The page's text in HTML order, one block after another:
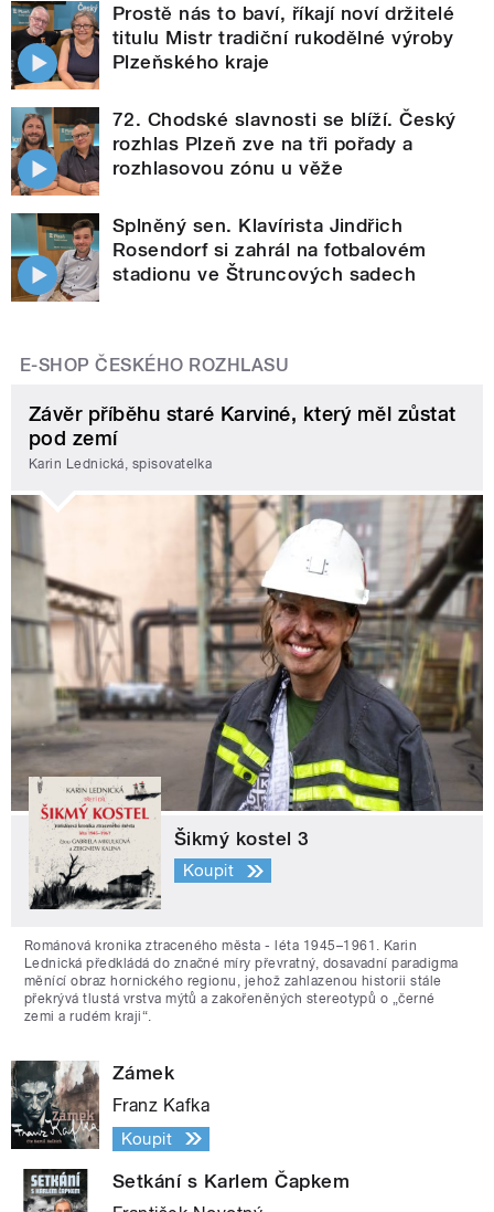
Prostě nás to baví, říkají noví držitelé
titulu Mistr tradiční rukodělné výroby
Plzeňského kraje
72. Chodské slavnosti se blíží. Český
rozhlas Plzeň zve na tři pořady a
rozhlasovou zónu u věže
Splněný sen. Klavírista Jindřich
Rosendorf si zahrál na fotbalovém
stadionu ve Štruncových sadech
E-SHOP ČESKÉHO ROZHLASU
Závěr příběhu staré Karviné, který měl zůstat
pod zemí
Karin Lednická, spisovatelka
Šikmý kostel 3
Koupit
Románová kronika ztraceného města - léta 1945–1961. Karin
Lednická předkládá do značné míry převratný, dosavadní paradigma
měnící obraz hornického regionu, jehož zahlazenou historii stále
překrývá tlustá vrstva mýtů a zakořeněných stereotypů o „černé
zemi a rudém kraji“.
Zámek
Franz Kafka
Koupit
Setkání s Karlem Čapkem